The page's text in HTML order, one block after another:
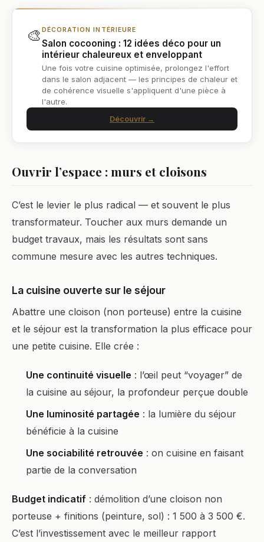
🎨 DÉCORATION INTÉRIEURE
Salon cocooning : 12 idées déco pour un
intérieur chaleureux et enveloppant
Une fois votre cuisine optimisée, prolongez l'effort
dans le salon adjacent — les principes de chaleur et
de cohérence visuelle s'appliquent d'une pièce à
l'autre.
Découvrir →
Ouvrir l’espace : murs et cloisons
C’est le levier le plus radical — et souvent le plus
transformateur. Toucher aux murs demande un
budget travaux, mais les résultats sont sans
commune mesure avec les autres techniques.
La cuisine ouverte sur le séjour
Abattre une cloison (non porteuse) entre la cuisine
et le séjour est la transformation la plus efficace pour
une petite cuisine. Elle crée :
Une continuité visuelle : l’œil peut “voyager” de
la cuisine au séjour, la profondeur perçue double
Une luminosité partagée : la lumière du séjour
bénéficie à la cuisine
Une sociabilité retrouvée : on cuisine en faisant
partie de la conversation
Budget indicatif : démolition d’une cloison non
porteuse + finitions (peinture, sol) : 1 500 à 3 500 €.
C’est l’investissement avec le meilleur rapport